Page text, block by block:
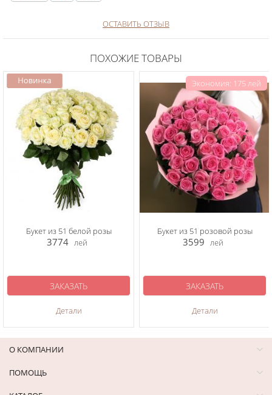
ОСТАВИТЬ ОТЗЫВ
ПОХОЖИЕ ТОВАРЫ
Букет из 51 белой розы
3774 лей
Детали
ЗАКАЗАТЬ
Экономия: 175 лей
Букет из 51 розовой розы
3599 лей
Детали
ЗАКАЗАТЬ
О КОМПАНИИ
ПОМОЩЬ